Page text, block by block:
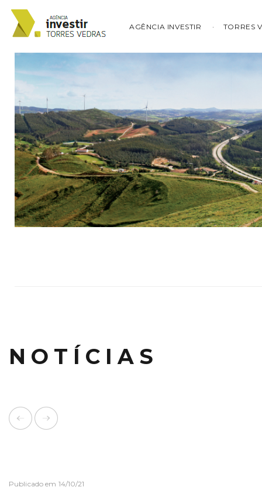
AGÊNCIA INVESTIR TORRES
NOTÍCIAS
Publicado em 14/10/21